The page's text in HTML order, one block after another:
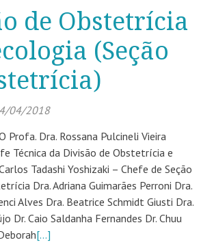
de Obstetrícia
(Seção
04/2018
Profa. Dra. Rossana Pulcineli Vieira
Técnica da Divisão de Obstetrícia e
Tadashi Yoshizaki – Chefe de Seção
Dra. Adriana Guimarães Perroni Dra.
Alves Dra. Beatrice Schmidt Giusti Dra.
Dr. Caio Saldanha Fernandes Dr. Chuu
[…]